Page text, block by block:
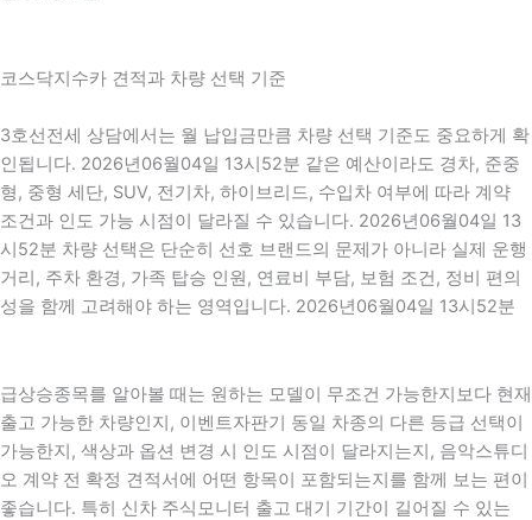
코스닥지수카 견적과 차량 선택 기준
3호선전세 상담에서는 월 납입금만큼 차량 선택 기준도 중요하게 확
인됩니다. 2026년06월04일 13시52분 같은 예산이라도 경차, 준중
형, 중형 세단, SUV, 전기차, 하이브리드, 수입차 여부에 따라 계약
조건과 인도 가능 시점이 달라질 수 있습니다. 2026년06월04일 13
시52분 차량 선택은 단순히 선호 브랜드의 문제가 아니라 실제 운행
거리, 주차 환경, 가족 탑승 인원, 연료비 부담, 보험 조건, 정비 편의
성을 함께 고려해야 하는 영역입니다. 2026년06월04일 13시52분
급상승종목를 알아볼 때는 원하는 모델이 무조건 가능한지보다 현재
출고 가능한 차량인지, 이벤트자판기 동일 차종의 다른 등급 선택이
가능한지, 색상과 옵션 변경 시 인도 시점이 달라지는지, 음악스튜디
오 계약 전 확정 견적서에 어떤 항목이 포함되는지를 함께 보는 편이
좋습니다. 특히 신차 주식모니터 출고 대기 기간이 길어질 수 있는